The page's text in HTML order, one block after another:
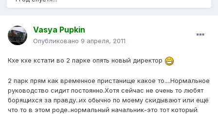
Vasya Pupkin
Опубликовано 9 апреля, 2011
Кхе кхе кстати во 2 парке опять новый директор
2 парк прям как временное пристанище какое то....Нормальное
руководство сидит постоянно.Хотя сейчас не очень то любят
борящихся за правду..их обычно по моему скидывают или ещё
что то в этом роде..нормальный начальник-это тот который